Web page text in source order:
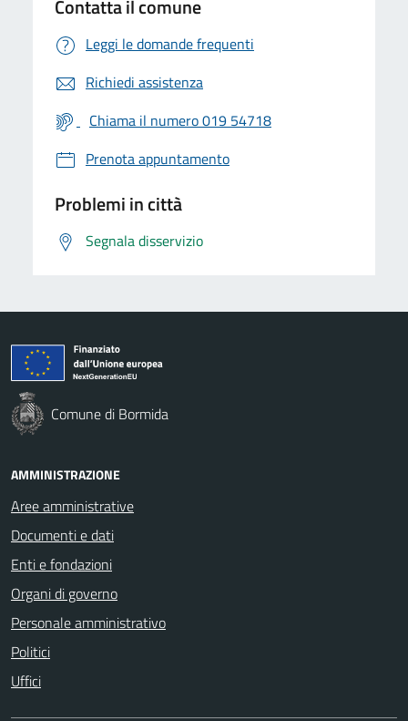
Contatta il comune
Leggi le domande frequenti
Richiedi assistenza
Chiama il numero 019 54718
Prenota appuntamento
Problemi in città
Segnala disservizio
Comune di Bormida
AMMINISTRAZIONE
Aree amministrative
Documenti e dati
Enti e fondazioni
Organi di governo
Personale amministrativo
Politici
Uffici